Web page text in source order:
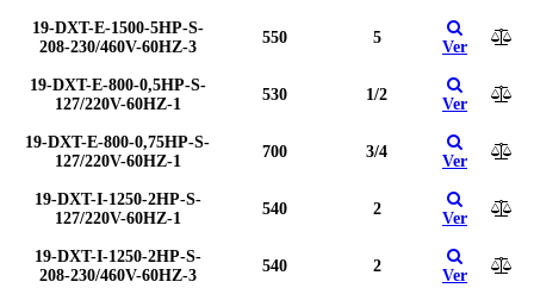
19-DXT-E-1500-5HP-S-
208-230/460V-60HZ-3
550 5
Ver
19-DXT-E-800-0,5HP-S-
127/220V-60HZ-1
530 1/2
Ver
19-DXT-E-800-0,75HP-S-
127/220V-60HZ-1
700 3/4
Ver
19-DXT-I-1250-2HP-S-
127/220V-60HZ-1
540 2
Ver
19-DXT-I-1250-2HP-S-
208-230/460V-60HZ-3
540 2
Ver